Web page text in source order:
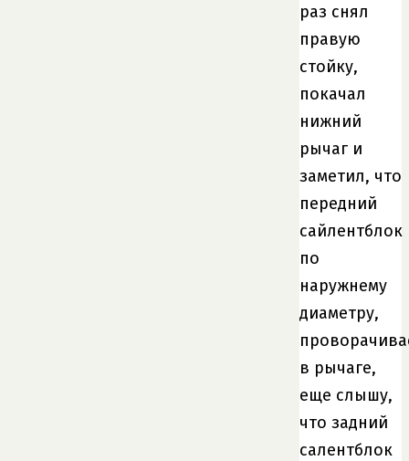
раз снял
правую
стойку,
покачал
нижний
рычаг и
заметил, что
передний
сайлентблок
по
наружнему
диаметру,
в рычаге,
еще слышу,
что задний
салентблок